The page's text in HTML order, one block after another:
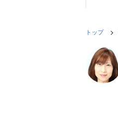
トップ